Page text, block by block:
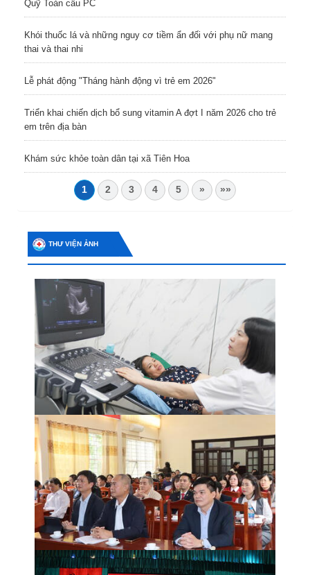
Quỹ Toàn cầu PC
Khói thuốc lá và những nguy cơ tiềm ẩn đối với phụ nữ mang
thai và thai nhi
Lễ phát động "Tháng hành động vì trẻ em 2026"
Triển khai chiến dịch bổ sung vitamin A đợt I năm 2026 cho trẻ
em trên địa bàn
Khám sức khỏe toàn dân tại xã Tiên Hoa
1 2 3 4 5 » »»
THƯ VIỆN ẢNH